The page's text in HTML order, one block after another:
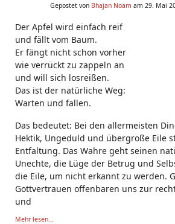
Gepostet von Bhajan Noam am 29. Mai
Der Apfel wird einfach reif
und fällt vom Baum.
Er fängt nicht schon vorher
wie verrückt zu zappeln an
und will sich losreißen.
Das ist der natürliche Weg:
Warten und fallen.
Das bedeutet: Bei den allermeisten
Hektik, Ungeduld und übergroße Eile
Entfaltung. Das Wahre geht seinen
Unechte, die Lüge der Betrug und
die Eile, um nicht erkannt zu werden.
Gottvertrauen offenbaren uns zur
und
Mehr lesen...